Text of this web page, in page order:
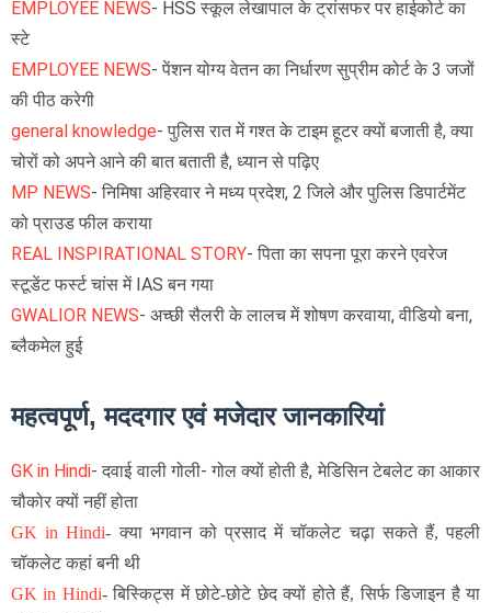
EMPLOYEE NEWS- HSS स्कूल लेखापाल के ट्रांसफर पर हाईकोर्ट का
स्टे
EMPLOYEE NEWS- पेंशन योग्य वेतन का निर्धारण सुप्रीम कोर्ट के 3 जजों
की पीठ करेगी
general knowledge- पुलिस रात में गश्त के टाइम हूटर क्यों बजाती है, क्या
चोरों को अपने आने की बात बताती है, ध्यान से पढ़िए
MP NEWS- निमिषा अहिरवार ने मध्य प्रदेश, 2 जिले और पुलिस डिपार्टमेंट
को प्राउड फील कराया
REAL INSPIRATIONAL STORY- पिता का सपना पूरा करने एवरेज
स्टूडेंट फर्स्ट चांस में IAS बन गया
GWALIOR NEWS- अच्छी सैलरी के लालच में शोषण करवाया, वीडियो बना,
ब्लैकमेल हुई
महत्वपूर्ण, मददगार एवं मजेदार जानकारियां
GK in Hindi- दवाई वाली गोली- गोल क्यों होती है, मेडिसिन टेबलेट का आकार
चौकोर क्यों नहीं होता
GK in Hindi- क्या भगवान को प्रसाद में चॉकलेट चढ़ा सकते हैं, पहली
चॉकलेट कहां बनी थी
GK in Hindi-बिस्किट्स में छोटे-छोटे छेद क्यों होते हैं, सिर्फ डिजाइन है या